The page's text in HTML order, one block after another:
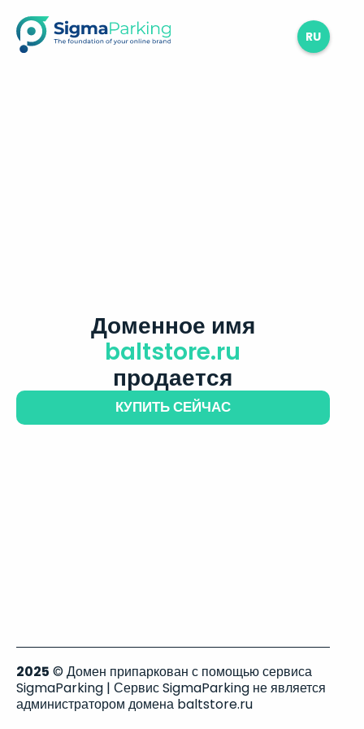
RU
Доменное имя
baltstore.ru
продается
КУПИТЬ СЕЙЧАС
2025 © Домен припаркован с помощью сервиса
SigmaParking | Сервис SigmaParking не является
администратором домена baltstore.ru